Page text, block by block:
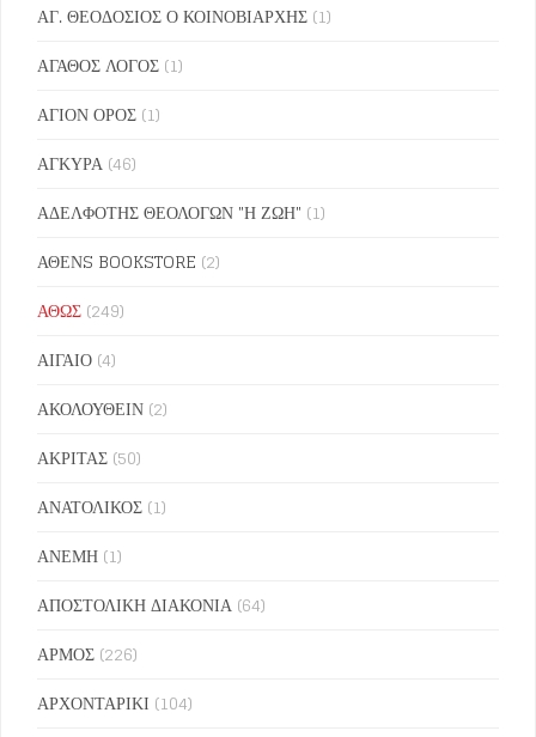
ΑΓ. ΘΕΟΔΟΣΙΟΣ Ο ΚΟΙΝΟΒΙΑΡΧΗΣ (1)
ΑΓΑΘΟΣ ΛΟΓΟΣ (1)
ΑΓΙΟΝ ΟΡΟΣ (1)
ΑΓΚΥΡΑ (46)
ΑΔΕΛΦΟΤΗΣ ΘΕΟΛΟΓΩΝ "Η ΖΩΗ" (1)
ΑΘΕΝS BOOKSTORE (2)
ΑΘΩΣ (249)
ΑΙΓΑΙΟ (4)
ΑΚΟΛΟΥΘΕΙΝ (2)
ΑΚΡΙΤΑΣ (50)
ΑΝΑΤΟΛΙΚΟΣ (1)
ΑΝΕΜΗ (1)
ΑΠΟΣΤΟΛΙΚΗ ΔΙΑΚΟΝΙΑ (64)
ΑΡΜΟΣ (226)
ΑΡΧΟΝΤΑΡΙΚΙ (104)